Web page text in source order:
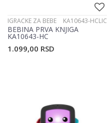
IGRAČKE ZA BEBE KA10643-HCLIC
BEBINA PRVA KNJIGA
KA10643-HC
1.099,00 RSD